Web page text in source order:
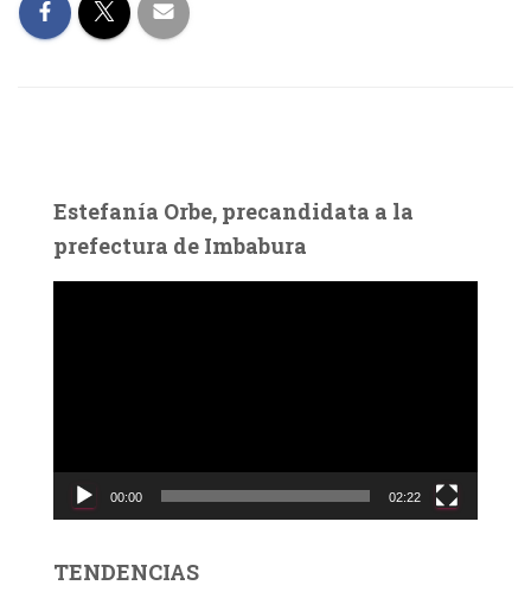
Estefanía Orbe, precandidata a la
prefectura de Imbabura
c
d
00:00 02:22
TENDENCIAS